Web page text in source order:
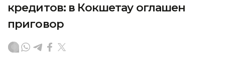
кредитов: в Кокшетау оглашен
приговор